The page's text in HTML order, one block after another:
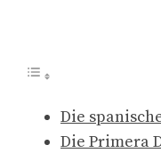
Die
Die Primera